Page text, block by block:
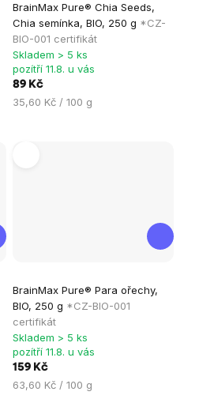
BrainMax Pure® Chia Seeds,
Chia semínka, BIO, 250 g *CZ-
BIO-001 certifikát
hodnocení
produktu
je
4,5
z
5
Skladem > 5 ks
pozítří 11.8. u vás
89 Kč
Měrná
35,60 Kč / 100 g
BrainMax Pure® Para ořechy,
BIO, 250 g *CZ-BIO-001
certifikát
hodnocení
produktu
je
5,0
z
5
Skladem > 5 ks
pozítří 11.8. u vás
159 Kč
Měrná
63,60 Kč / 100 g